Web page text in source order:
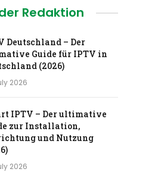
Redaktion
Deutschland – Der
Guide für IPTV in
(2026)
2026
IPTV – Der ultimative
zur Installation,
und Nutzung
2026